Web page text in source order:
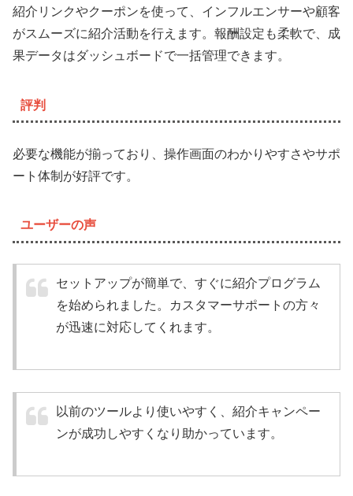
紹介リンクやクーポンを使って、インフルエンサーや顧客
がスムーズに紹介活動を行えます。報酬設定も柔軟で、成
果データはダッシュボードで一括管理できます。
評判
必要な機能が揃っており、操作画面のわかりやすさやサポ
ート体制が好評です。
ユーザーの声
セットアップが簡単で、すぐに紹介プログラム
を始められました。カスタマーサポートの方々
が迅速に対応してくれます。
以前のツールより使いやすく、紹介キャンペー
ンが成功しやすくなり助かっています。